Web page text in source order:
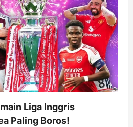
Liga Inggris
Paling Boros!